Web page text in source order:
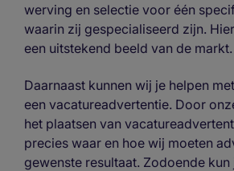
werving en selectie voor één
waarin zij gespecialiseerd zijn.
een uitstekend beeld van de markt.
Daarnaast kunnen wij je helpen
een vacatureadvertentie. Door
het plaatsen van
precies waar en hoe wij moeten
gewenste resultaat. Zodoende kun